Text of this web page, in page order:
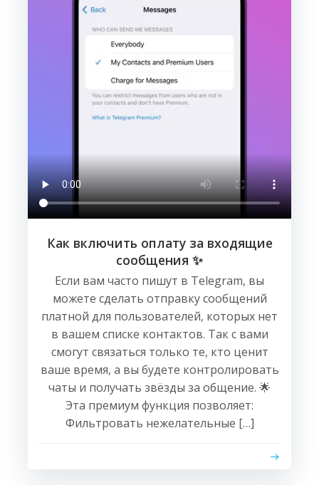
Как включить оплату за входящие
сообщения ✨
Если вам часто пишут в Telegram, вы
можете сделать отправку сообщений
платной для пользователей, которых нет
в вашем списке контактов. Так с вами
смогут связаться только те, кто ценит
ваше время, а вы будете контролировать
чаты и получать звёзды за общение. 🌟
Эта премиум функция позволяет:
Фильтровать нежелательные […]